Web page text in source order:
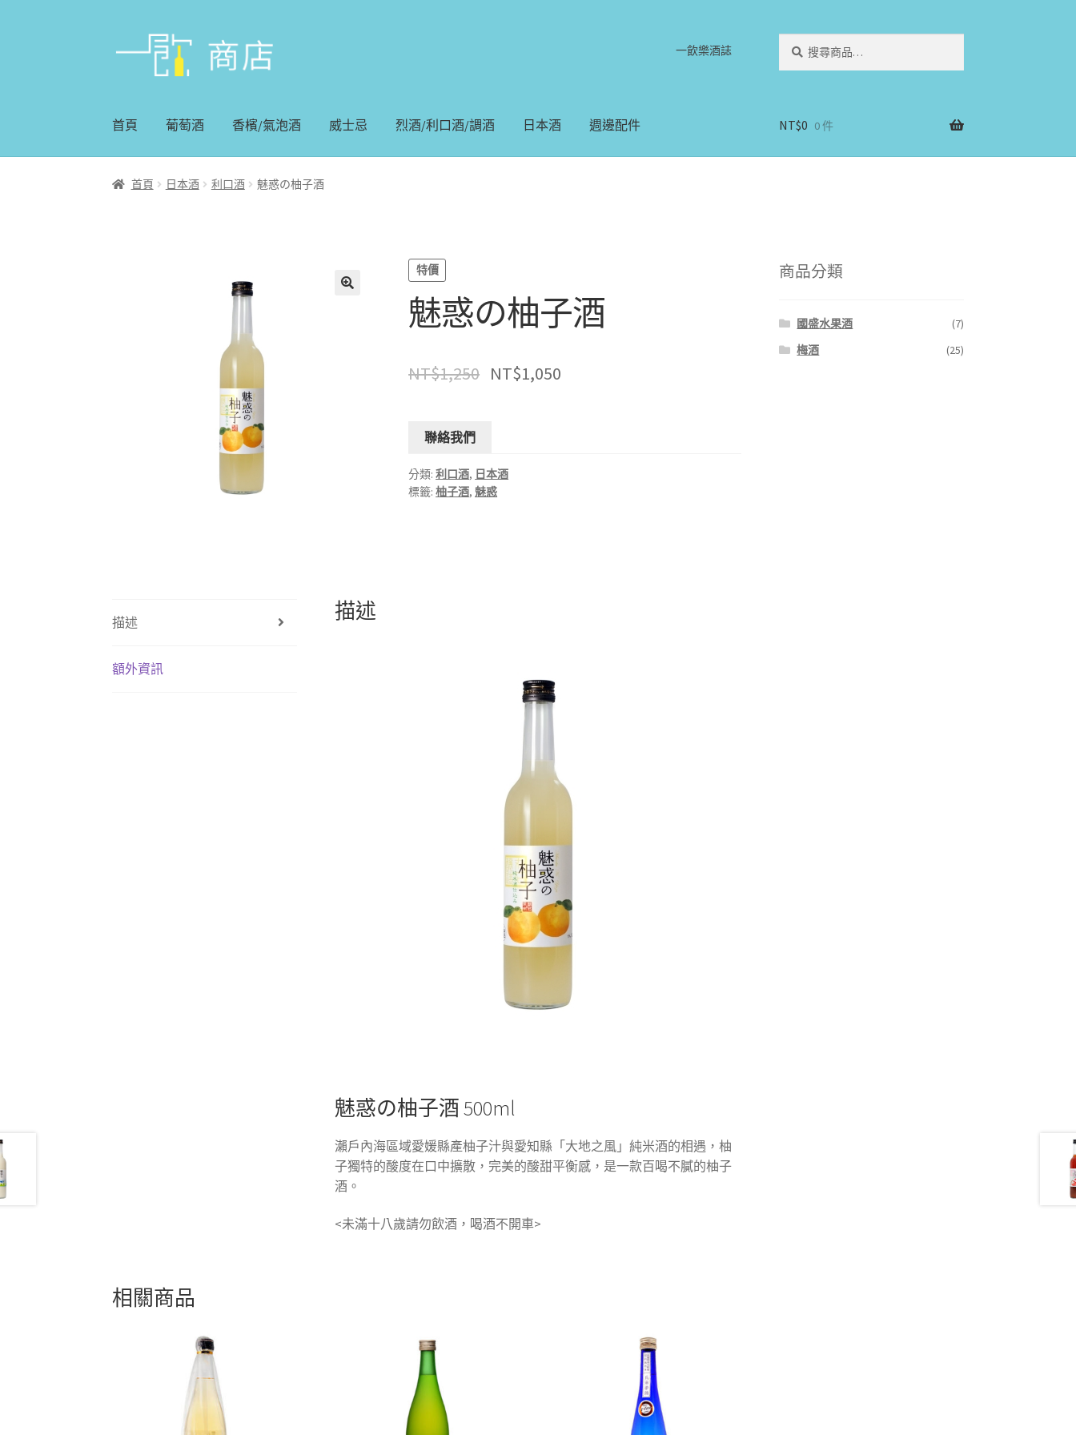
一飲樂酒誌
首頁 葡萄酒 香檳/氣泡酒 威士忌 烈酒/利口酒/調酒 日本酒 週邊配件 NT$0 0 件
首頁 日本酒 利口酒 魅惑の柚子酒
特價
魅惑の柚子酒
NT$1,250 NT$1,050
聯絡我們
分類:利口酒, 日本酒
標籤:柚子酒, 魅惑
描述
額外資訊
描述
魅惑の柚子酒 500ml
瀨戶內海區域愛媛縣產柚子汁與愛知縣「大地之風」純米酒的相遇，柚
子獨特的酸度在口中擴散，完美的酸甜平衡感，是一款百喝不膩的柚子
酒。
<未滿十八歲請勿飲酒，喝酒不開車>
相關商品
商品分類
國盛水果酒
(7)
梅酒
(25)